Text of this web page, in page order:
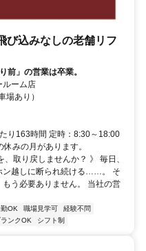
び込みなしの老舗リフ
前」の営業は卒業。
ルーム店
場あり）
り163時間 定時：8:30～18:00
みの月があります。
取り戻しませんか？ 》 毎日、
ン越しに断られ続ける……。 そ
う必要ありません。 当社の営
OK 職場見学可
経験不問
ランクOK シフト制